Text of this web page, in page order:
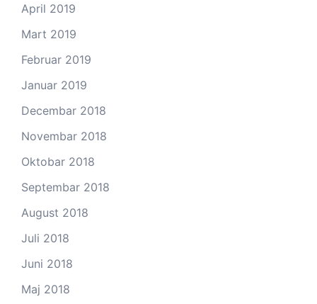
April 2019
Mart 2019
Februar 2019
Januar 2019
Decembar 2018
Novembar 2018
Oktobar 2018
Septembar 2018
August 2018
Juli 2018
Juni 2018
Maj 2018